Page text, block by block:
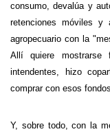
consumo, devalúa y
retenciones móviles y
agropecuario con la
Allí quiere mostrarse
intendentes, hizo
comprar con esos
Y, sobre todo, con la